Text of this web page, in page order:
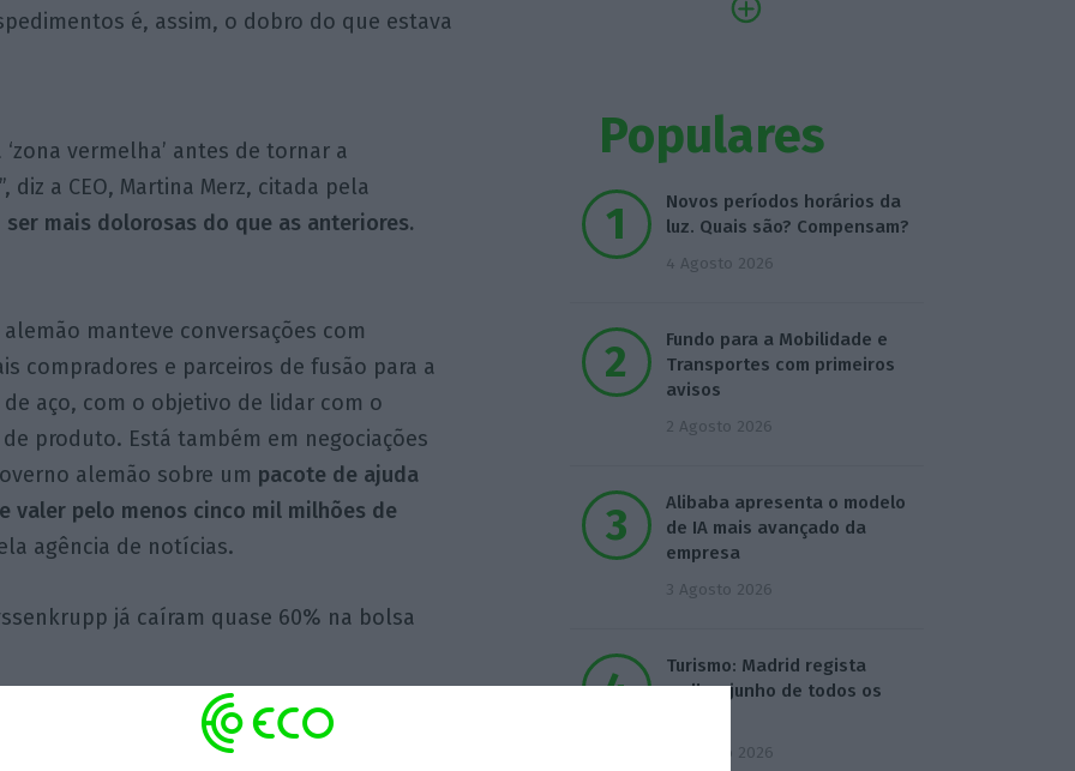
é, assim, o dobro do que estava
vermelha’ antes de tornar a
a CEO, Martina Merz, citada pela
ser mais dolorosas do que as anteriores.
manteve conversações com
compradores e parceiros de fusão para a
aço, com o objetivo de lidar com o
produto. Está também em negociações
alemão sobre um pacote de ajuda
valer pelo menos cinco mil milhões de
agência de notícias.
já caíram quase 60% na bolsa
Populares
Novos períodos horários da
luz. Quais são? Compensam?
4 Agosto 2026
Fundo para a Mobilidade e
Transportes com primeiros
avisos
2 Agosto 2026
Alibaba apresenta o modelo
de IA mais avançado da
empresa
3 Agosto 2026
Turismo: Madrid regista
melhor junho de todos os
4 Agosto 2026